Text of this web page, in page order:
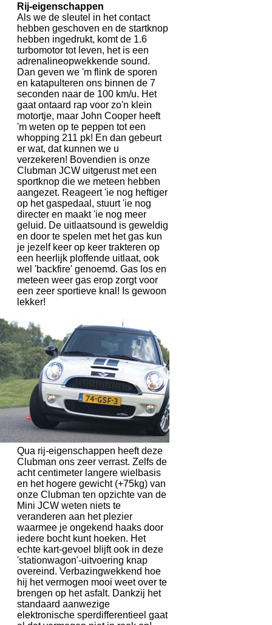
Rij-eigenschappen
Als we de sleutel in het contact
hebben geschoven en de startknop
hebben ingedrukt, komt de 1.6
turbomotor tot leven, het is een
adrenalineopwekkende sound.
Dan geven we 'm flink de sporen
en katapulteren ons binnen de 7
seconden naar de 100 km/u. Het
gaat ontaard rap voor zo'n klein
motortje, maar John Cooper heeft
'm weten op te peppen tot een
whopping 211 pk! En dan gebeurt
er wat, dat kunnen we u
verzekeren! Bovendien is onze
Clubman JCW uitgerust met een
sportknop die we meteen hebben
aangezet. Reageert 'ie nog heftiger
op het gaspedaal, stuurt 'ie nog
directer en maakt 'ie nog meer
geluid. De uitlaatsound is geweldig
en door te spelen met het gas kun
je jezelf keer op keer trakteren op
een heerlijk ploffende uitlaat, ook
wel 'backfire' genoemd. Gas los en
meteen weer gas erop zorgt voor
een zeer sportieve knal! Is gewoon
lekker!
Qua rij-eigenschappen heeft deze
Clubman ons zeer verrast. Zelfs de
acht centimeter langere wielbasis
en het hogere gewicht (+75kg) van
onze Clubman ten opzichte van de
Mini JCW weten niets te
veranderen aan het plezier
waarmee je ongekend haaks door
iedere bocht kunt hoeken. Het
echte kart-gevoel blijft ook in deze
'stationwagon'-uitvoering knap
overeind. Verbazingwekkend hoe
hij het vermogen mooi weet over te
brengen op het asfalt. Dankzij het
standaard aanwezige
elektronische sperdifferentieel gaat